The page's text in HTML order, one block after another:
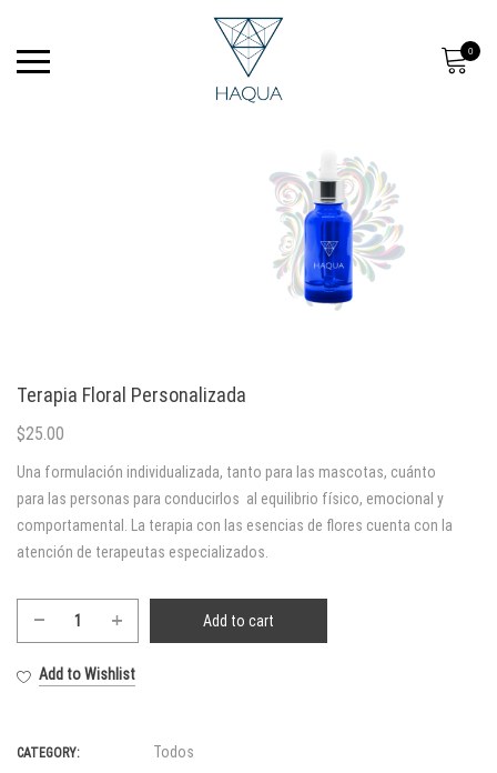
0
Terapia Floral Personalizada
$25.00
Una formulación individualizada, tanto para las mascotas, cuánto
para las personas para conducirlos al equilibrio físico, emocional y
comportamental. La terapia con las esencias de flores cuenta con la
atención de terapeutas especializados.
Personalizada
Add to cart
Add to Wishlist
CATEGORY: Todos